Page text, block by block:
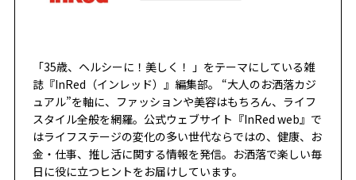
「35歳、ヘルシーに！美しく！ 」をテーマにしている雑
誌『InRed（インレッド）』編集部。 “大人のお洒落カジ
ュアル”を軸に、ファッションや美容はもちろん、ライフ
スタイル全般を網羅。公式ウェブサイト『InRed web』で
はライフステージの変化の多い世代ならではの、健康、お
金・仕事、推し活に関する情報を発信。お洒落で楽しい毎
日に役に立つヒントをお届けしています。